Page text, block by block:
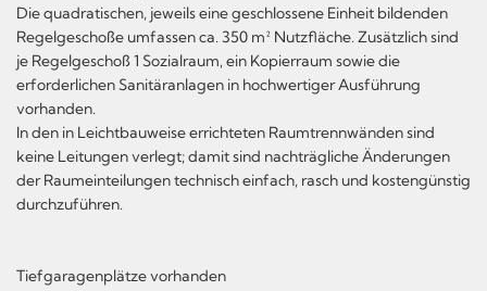
Die quadratischen, jeweils eine geschlossene Einheit bildenden
Regelgeschoße umfassen ca. 350 m² Nutzfläche. Zusätzlich sind
je Regelgeschoß 1 Sozialraum, ein Kopierraum sowie die
erforderlichen Sanitäranlagen in hochwertiger Ausführung
vorhanden.
In den in Leichtbauweise errichteten Raumtrennwänden sind
keine Leitungen verlegt; damit sind nachträgliche Änderungen
der Raumeinteilungen technisch einfach, rasch und kostengünstig
durchzuführen.
Tiefgaragenplätze vorhanden